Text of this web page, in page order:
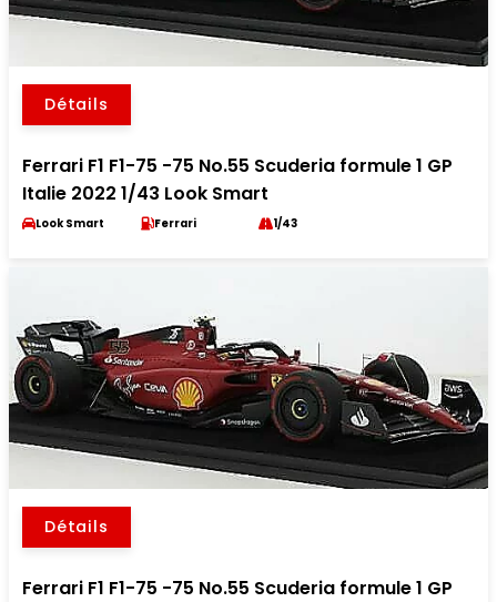
Détails
Ferrari F1 F1-75 -75 No.55 Scuderia formule 1 GP
Italie 2022 1/43 Look Smart
Look Smart Ferrari 1/43
Détails
Ferrari F1 F1-75 -75 No.55 Scuderia formule 1 GP